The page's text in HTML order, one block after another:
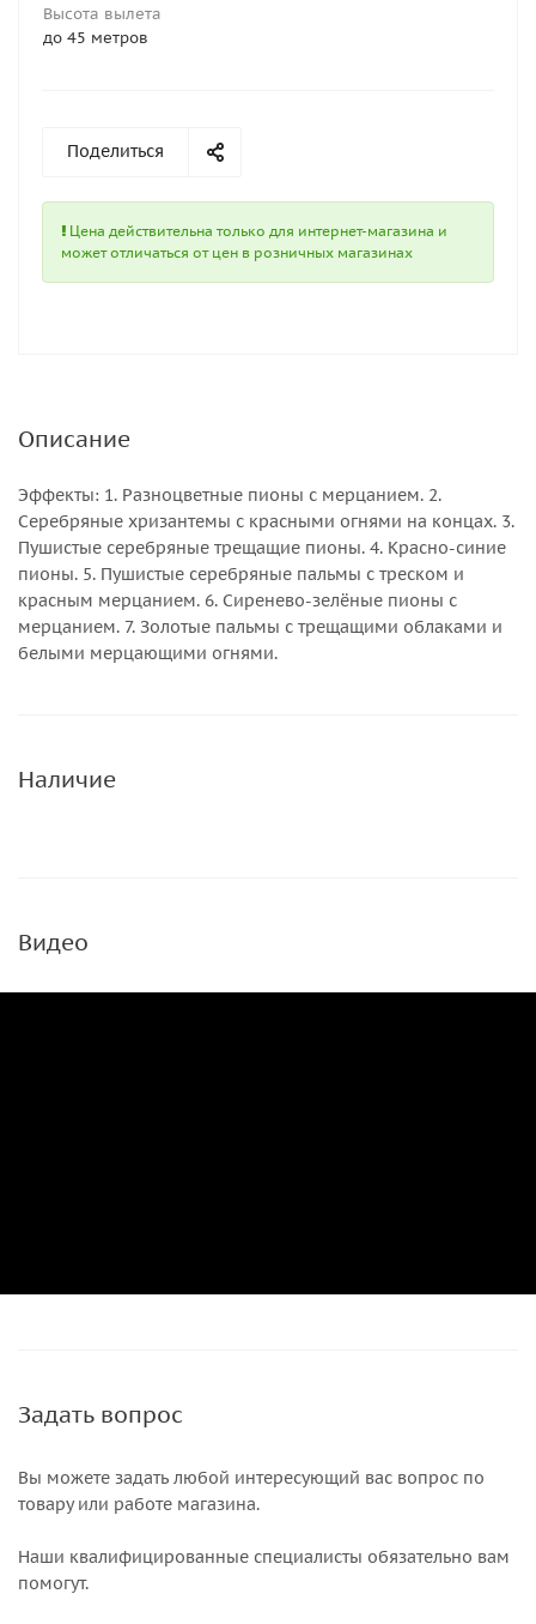
Высота вылета
до 45 метров
Поделиться
Цена действительна только для интернет-магазина и
может отличаться от цен в розничных магазинах
Описание
Эффекты: 1. Разноцветные пионы с мерцанием. 2.
Серебряные хризантемы с красными огнями на концах. 3.
Пушистые серебряные трещащие пионы. 4. Красно-синие
пионы. 5. Пушистые серебряные пальмы с треском и
красным мерцанием. 6. Сиренево-зелёные пионы с
мерцанием. 7. Золотые пальмы с трещащими облаками и
белыми мерцающими огнями.
Наличие
Видео
Задать вопрос
Вы можете задать любой интересующий вас вопрос по
товару или работе магазина.
Наши квалифицированные специалисты обязательно вам
помогут.